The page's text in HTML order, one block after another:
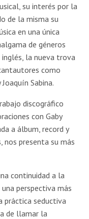
su interés por la
de la misma su
en una única
de géneros
la nueva trova
como
Sabina.
discográfico
con Gaby
a álbum, record y
nos presenta su más
continuidad a la
perspectiva más
práctica seductiva
de llamar la